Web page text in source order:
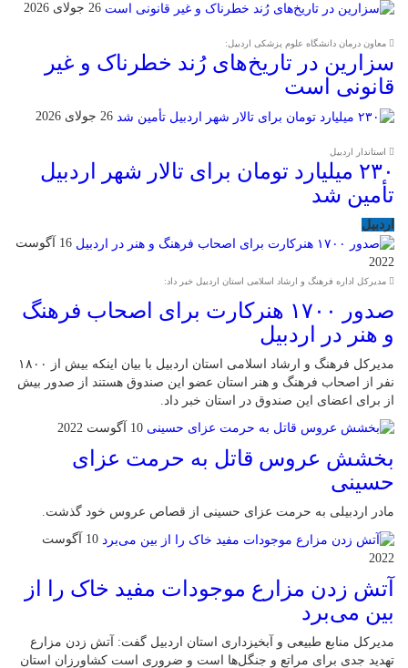
26 جولای 2026
معاون درمان دانشگاه علوم پزشکی اردبیل:
سزارین در تاریخ‌های رُند خطرناک و غیر
قانونی است
26 جولای 2026
استاندار اردبیل
۲۳۰ میلیارد تومان برای تالار شهر اردبیل
تأمین شد
اردبیل
16 آگوست
2022
مدیرکل اداره فرهنگ و ارشاد اسلامی استان اردبیل خبر داد:
صدور ۱۷۰۰ هنر‌کارت برای اصحاب فرهنگ
و هنر در اردبیل
مدیرکل فرهنگ و ارشاد اسلامی استان اردبیل با بیان اینکه بیش از ۱۸۰۰
نفر از اصحاب فرهنگ و هنر استان عضو این صندوق هستند از صدور بیش
از برای اعضای این صندوق در استان خبر داد.
10 آگوست 2022
بخشش عروس قاتل به حرمت عزای
حسینی
مادر اردبیلی به حرمت عزای حسینی از قصاص عروس خود گذشت.
10 آگوست
2022
آتش زدن مزارع موجودات مفید خاک را از
بین می‌برد
مدیرکل منابع طبیعی و آبخیزداری استان اردبیل گفت: آتش زدن مزارع
تهدید جدی برای مراتع و جنگل‌ها است و ضروری است کشاورزان استان